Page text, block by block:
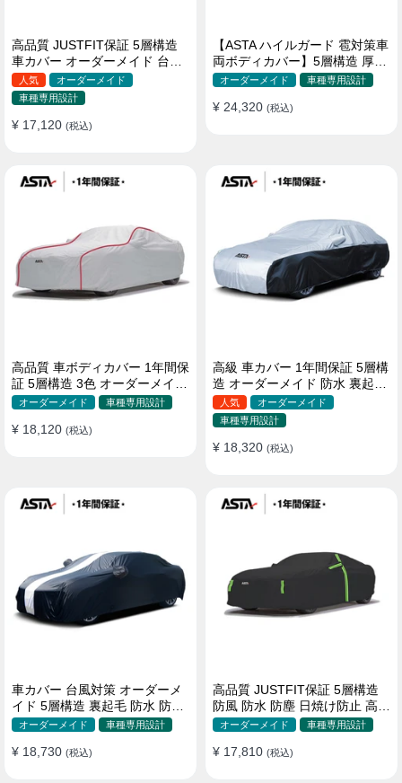
高品質 JUSTFIT保証 5層構造
車カバー オーダーメイド 台風
対策 裏起毛 防水 耐久性 傷保護
人気
オーダーメイド
車種専用設計
¥ 17,120 (税込)
【ASTA ハイルガード 雹対策車
両ボディカバー】5層構造 厚手
オーダーメイド 凍結防止 防雪
ィカバー
オーダーメイド 車種専用設計
¥ 24,320 (税込)
高品質 車ボディカバー 1年間保
証 5層構造 3色 オーダーメイド
裏起毛 防風防水 四季
オーダーメイド 車種専用設計
¥ 18,120 (税込)
高級 車カバー 1年間保証 5層構
造 オーダーメイド 防水 裏起毛
台風対策 黄砂対策 車種専用
人気
オーダーメイド
車種専用設計
¥ 18,320 (税込)
車カバー 台風対策 オーダーメ
イド 5層構造 裏起毛 防水 防雨
軽/普自動車 SUV対応 おすすめ
オーダーメイド 車種専用設計
¥ 18,730 (税込)
高品質 JUSTFIT保証 5層構造
防風 防水 防塵 日焼け防止 高級
ボディカバー
オーダーメイド 車種専用設計
¥ 17,810 (税込)